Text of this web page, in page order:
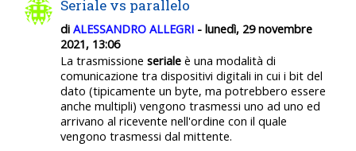
Seriale vs parallelo
di ALESSANDRO ALLEGRI - lunedì, 29 novembre
2021, 13:06
La trasmissione seriale è una modalità di
comunicazione tra dispositivi digitali in cui i bit del
dato (tipicamente un byte, ma potrebbero essere
anche multipli) vengono trasmessi uno ad uno ed
arrivano al ricevente nell'ordine con il quale
vengono trasmessi dal mittente.